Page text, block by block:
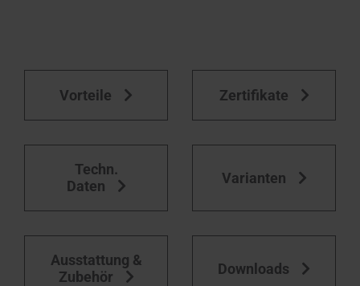
Vorteile Zertifikate
Techn.
Daten
Varianten
Ausstattung &
Zubehör
Downloads